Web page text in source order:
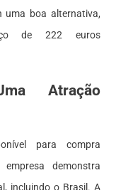
uma boa alternativa,
de 222 euros
Atração
para compra
demonstra
incluindo o Brasil. A